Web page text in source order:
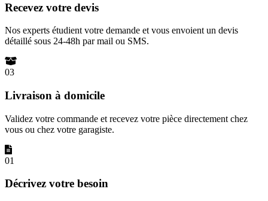
Recevez votre devis
Nos experts étudient votre demande et vous envoient un devis
détaillé sous 24-48h par mail ou SMS.
03
Livraison à domicile
Validez votre commande et recevez votre pièce directement chez
vous ou chez votre garagiste.
01
Décrivez votre besoin